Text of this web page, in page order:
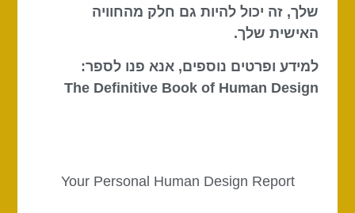
שלך, זה יכול להיות גם חלק מהחוויה
האישית שלך.
למידע ופרטים נוספים, אנא פנו לספר:
The Definitive Book of Human Design
Your Personal Human Design Report